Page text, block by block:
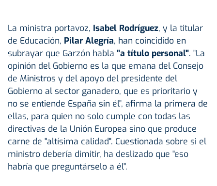
La ministra portavoz, Isabel Rodríguez, y la titular
de Educación, Pilar Alegría, han coincidido en
subrayar que Garzón habla "a título personal". "La
opinión del Gobierno es la que emana del Consejo
de Ministros y del apoyo del presidente del
Gobierno al sector ganadero, que es prioritario y
no se entiende España sin él", afirma la primera de
ellas, para quien no solo cumple con todas las
directivas de la Unión Europea sino que produce
carne de "altísima calidad". Cuestionada sobre si el
ministro debería dimitir, ha deslizado que "eso
habría que preguntárselo a él".